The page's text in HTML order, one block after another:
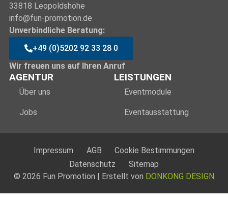
33818 Leopoldshöhe
info@fun-promotion.de
Unverbindliche Beratung:
+49 (0)5202 92 33 28 0
Wir freuen uns auf Ihren Anruf
AGENTUR
Über uns
Jobs
LEISTUNGEN
Eventmodule
Eventausstattung
© 2026 Fun Promotion | Erstellt von DONKONG DESIGN
Impressum AGB
Cookie Bestimmungen
Datenschutz
Sitemap